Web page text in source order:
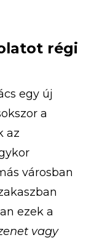
régi
egy új
a
az
városban
ezek a
vagy